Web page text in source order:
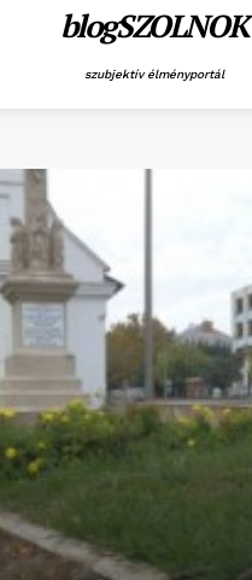
blogSZOLNOK
szubjektív élményportál